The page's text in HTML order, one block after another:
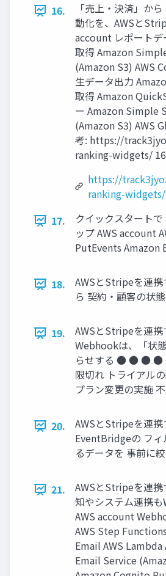
16.
「売上・決済」か
動化を、AWSと
account レポートデ
取得 Amazon
(Amazon S3) AWS
生データ出力
取得 Amazon
ー Amazon Simple
(Amazon S3) AWS
考: https://
ranking-widgets/ 16
https://
ranking-widgets/
17.
クイックスタート
ップ AWS account
PutEvents Amazon
18.
AWSとStripeを連
ら 契約・顧客の状
19.
AWSとStripeを連
Webhookは、「状
らせする ● ● ● ●
限切れ トライアル
プラン変更の実施
20.
AWSとStripeを連携
EventBridgeの フィ
るデータを 事前に
21.
AWSとStripeを連
知やシステム連携
AWS account
AWS Step
Email AWS
Email Service